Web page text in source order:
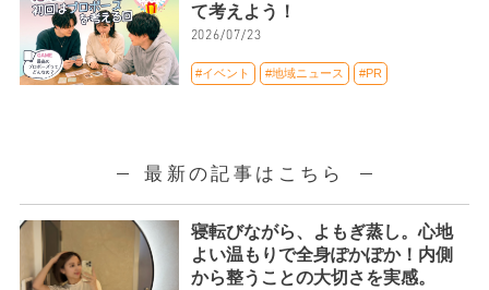
て考えよう！
2026/07/23
#イベント #地域ニュース #PR
最新の記事はこちら
寝転びながら、よもぎ蒸し。心地
よい温もりで全身ぽかぽか！内側
から整うことの大切さを実感。